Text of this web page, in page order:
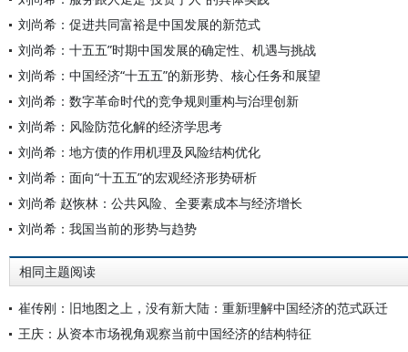
刘尚希：促进共同富裕是中国发展的新范式
刘尚希：十五五”时期中国发展的确定性、机遇与挑战
刘尚希：中国经济“十五五”的新形势、核心任务和展望
刘尚希：数字革命时代的竞争规则重构与治理创新
刘尚希：风险防范化解的经济学思考
刘尚希：地方债的作用机理及风险结构优化
刘尚希：面向“十五五”的宏观经济形势研析
刘尚希 赵恢林：公共风险、全要素成本与经济增长
刘尚希：我国当前的形势与趋势
相同主题阅读
崔传刚：旧地图之上，没有新大陆：重新理解中国经济的范式跃迁
王庆：从资本市场视角观察当前中国经济的结构特征